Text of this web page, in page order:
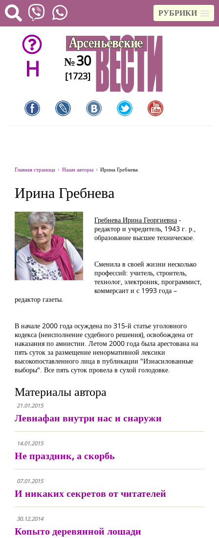
РУБРИКИ
H №30
[1723]
Главная страница Наши авторы Ирина Гребнева
Ирина Гребнева
Гребнева Ирина Георгиевна -
редактор и учредитель, 1943 г. р.,
образование высшее техническое.
Сменила в своей жизни несколько
профессий: учитель, строитель,
технолог, электроник, программист,
коммерсант и с 1993 года –
редактор газеты.
В начале 2000 года осуждена по 315-й статье уголовного
кодекса (неисполнение судебного решения), освобождена от
наказания по амнистии. Летом 2000 года была арестована на
пять суток за размещение ненормативной лексики
высокопоставленного лица в публикации "Изнасилованные
выборы". Все пять суток провела в сухой голодовке.
Материалы автора
21.01.2015
Левиафан внутри нас и снаружи
14.01.2015
Не праздник, а скорбь
07.01.2015
И никаких секретов от читателей
30.12.2014
Копыто деревянной лошади